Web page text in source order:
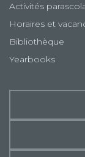
Activités
Horaires et
Bibliothèque
Yearbooks